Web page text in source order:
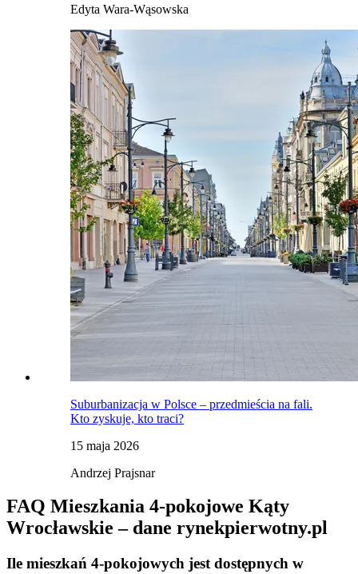
Edyta Wara-Wąsowska
Suburbanizacja w Polsce – przedmieścia na fali.
Kto zyskuje, kto traci?
15 maja 2026
Andrzej Prajsnar
FAQ Mieszkania 4-pokojowe Kąty
Wrocławskie – dane rynekpierwotny.pl
Ile mieszkań 4-pokojowych jest dostępnych w